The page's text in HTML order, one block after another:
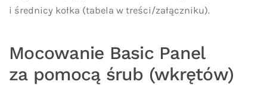
i średnicy kołka (tabela w treści/załączniku).
Mocowanie Basic Panel
za pomocą śrub (wkrętów)